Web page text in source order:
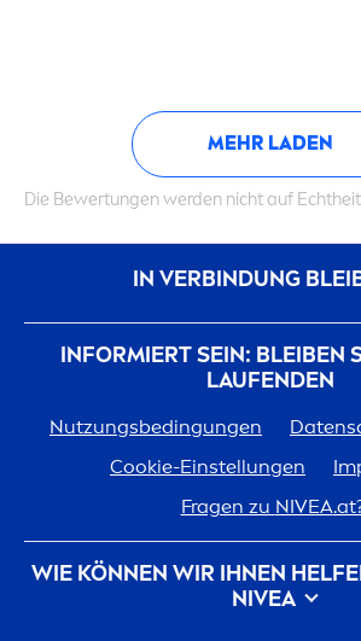
MEHR LADEN
Die Bewertungen werden nicht auf
INFORMIERT SEIN: BLEIBEN
LAUFENDEN
Nutzungsbedingungen
Cookie-Einstellungen
Fragen zu NIVEA
WIE KÖNNEN WIR IHNEN
NIVEA
IN VERBINDUNG